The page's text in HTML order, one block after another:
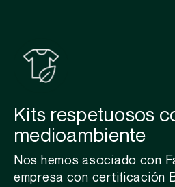
Kits respetuosos
medioambiente
Nos hemos asociado con
empresa con certificación